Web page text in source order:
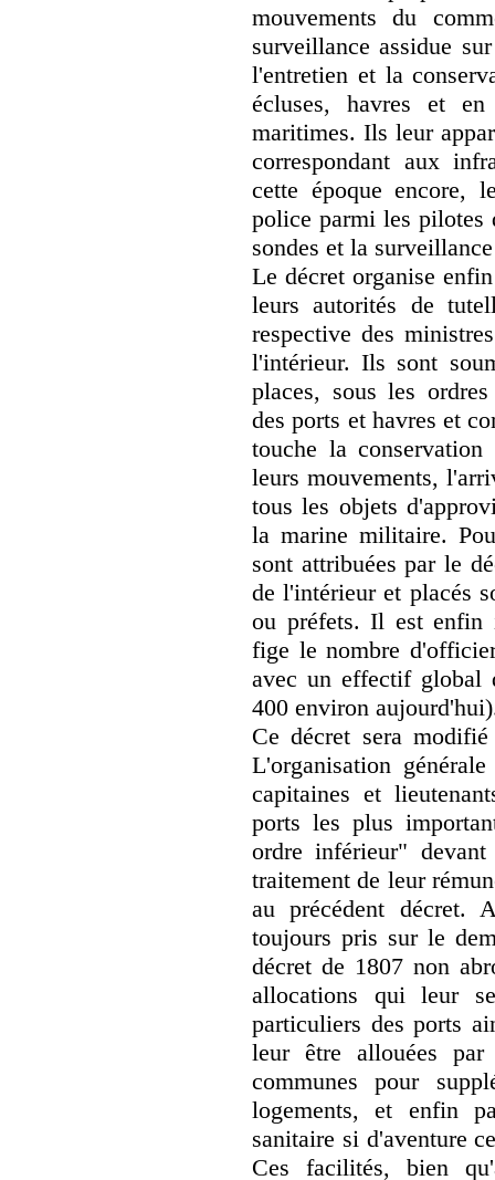
mouvements du
surveillance assidue
l'entretien et la
écluses, havres et
maritimes. Ils leur
correspondant aux
cette époque encore,
police parmi les pilotes
sondes et la
Le décret organise
leurs autorités de
respective des
l'intérieur. Ils sont
places, sous les
des ports et havres et
touche la
leurs mouvements,
tous les objets
la marine militaire.
sont attribuées par le
de l'intérieur et placés
ou préfets. Il est enfin
fige le nombre
avec un effectif global
400 environ
Ce décret sera
L'organisation
capitaines et
ports les plus
ordre inférieur"
traitement de leur
au précédent décret.
toujours pris sur le
décret de 1807 non
allocations qui leur
particuliers des ports
leur être allouées
communes pour
logements, et enfin
sanitaire si d'aventure
Ces facilités, bien